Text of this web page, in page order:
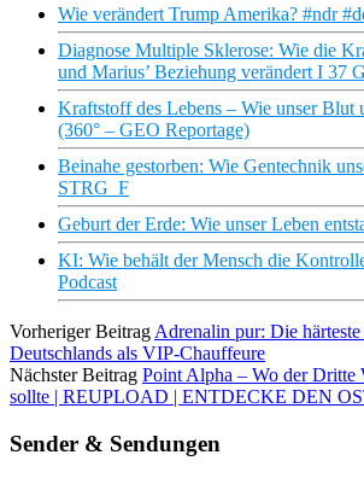
Wie verändert Trump Amerika? #ndr
Diagnose Multiple Sklerose: Wie die
und Marius’ Beziehung verändert I 37
Kraftstoff des Lebens – Wie unser Blut
(360° – GEO Reportage)
Beinahe gestorben: Wie Gentechnik
STRG_F
Geburt der Erde: Wie unser Leben
KI: Wie behält der Mensch die
Podcast
Vorheriger Beitrag Adrenalin pur: Die
Deutschlands als VIP-Chauffeure
Nächster Beitrag Point Alpha – Wo der Dritte
sollte | REUPLOAD | ENTDECKE DEN
Sender & Sendungen